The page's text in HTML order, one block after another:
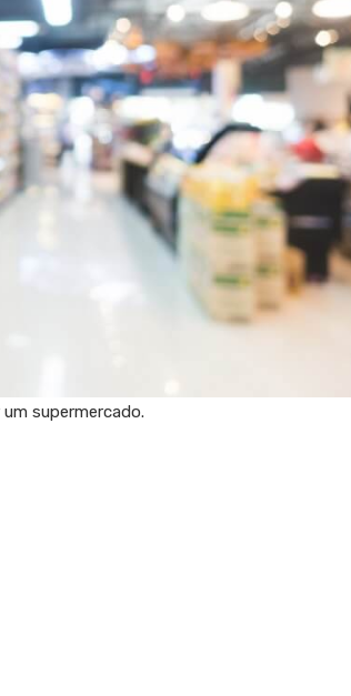
supermercado.